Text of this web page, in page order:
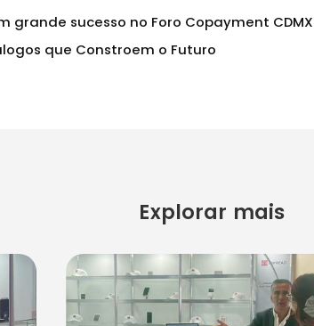
grande sucesso no Foro Copayment
que Constroem o Futuro
Explorar mais